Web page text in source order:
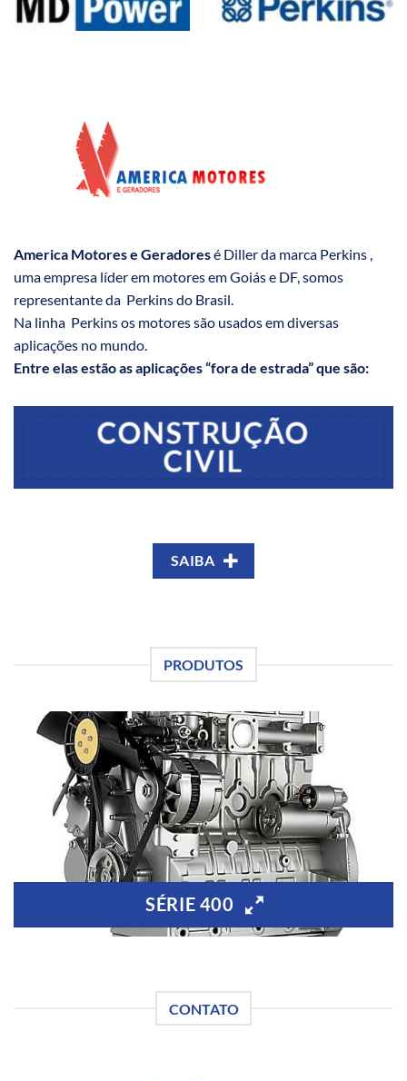
America Motores e Geradoresé Diller da marca Perkins ,
uma empresa líder em motores em Goiás e DF, somos
representante da Perkins do Brasil.
Na linha Perkins os motores são usados em diversas
aplicações no mundo.
Entre elas estão as aplicações “fora de estrada” que são:
CONSTRUÇÃO
CIVIL
SAIBA
PRODUTOS
SÉRIE 400
CONTATO